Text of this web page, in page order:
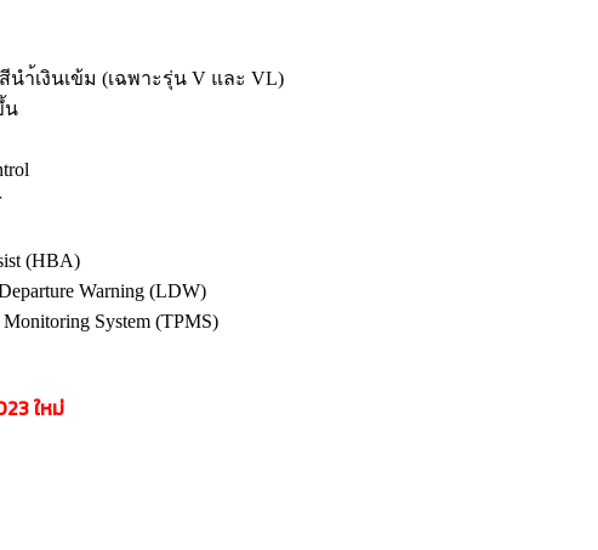
ำ้เงินเข้ม (เฉพาะรุ่น V และ VL)
น
(HBA)
Warning (LDW)
System (TPMS)
ใหม่